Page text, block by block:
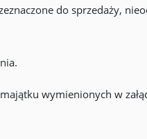
do sprzedaży,
wymienionych w